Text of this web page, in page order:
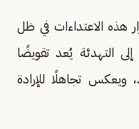
هذه الاعتداءات في ظل
إلى التهدئة يُعد تقويضًا
تجاهلًا للإرادة